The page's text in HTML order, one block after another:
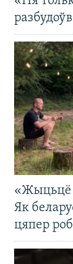
«Жыцьцё
Як
цяпер